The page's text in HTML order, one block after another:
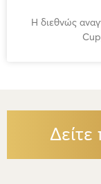
Η διεθνώς